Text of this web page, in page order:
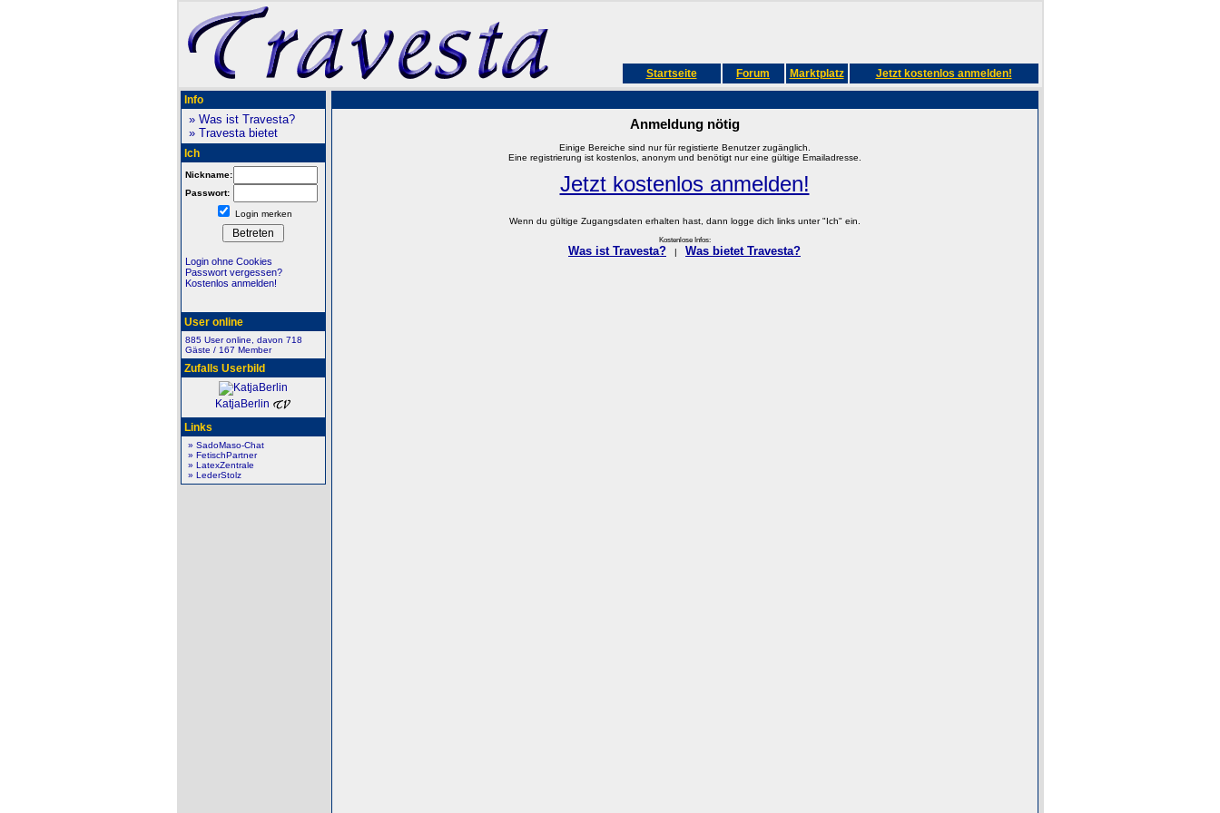
Startseite Forum Marktplatz Jetzt kostenlos anmelden!
Info
» Was ist Travesta?
» Travesta bietet
Ich
Nickname:
Passwort:
Login merken
Login ohne Cookies
Passwort vergessen?
Kostenlos anmelden!
User online
885 User online, davon 718
Gäste / 167 Member
Zufalls Userbild
KatjaBerlin
Links
» SadoMaso-Chat
» FetischPartner
» LatexZentrale
» LederStolz
Anmeldung nötig
Einige Bereiche sind nur für registierte Benutzer zugänglich.
Eine registrierung ist kostenlos, anonym und benötigt nur eine gültige Emailadresse.
Jetzt kostenlos anmelden!
Wenn du gültige Zugangsdaten erhalten hast, dann logge dich links unter "Ich" ein.
Kostenlose Infos:
Was ist Travesta? Was bietet Travesta?